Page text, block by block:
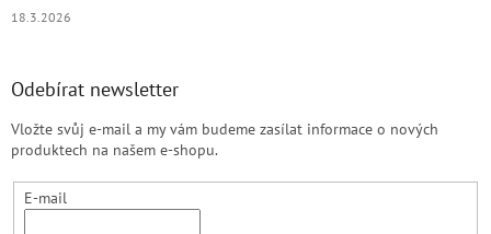
18.3.2026
Odebírat newsletter
Vložte svůj e-mail a my vám budeme zasílat informace o nových
produktech na našem e-shopu.
E-mail